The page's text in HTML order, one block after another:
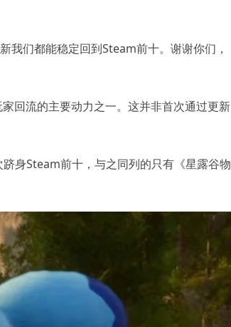
我们都能稳定回到Steam前十。谢谢你们，
回流的主要动力之一。这并非首次通过更新
身Steam前十，与之同列的只有《星露谷物